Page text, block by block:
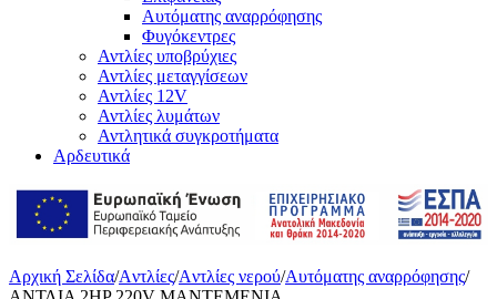
Αυτόματης αναρρόφησης
Φυγόκεντρες
Αντλίες υποβρύχιες
Αντλίες μεταγγίσεων
Αντλίες 12V
Αντλίες λυμάτων
Αντλητικά συγκροτήματα
Αρδευτικά
Αρχική Σελίδα/Aντλίες/Aντλίες νερού/Αυτόματης αναρρόφησης/